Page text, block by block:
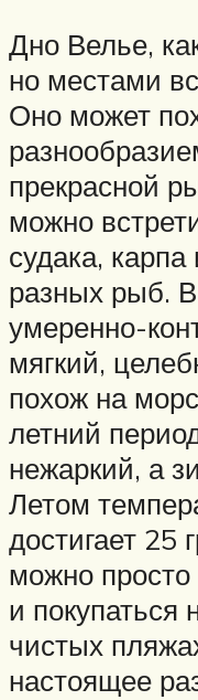
Дно Велье,
но местами
Оно может
прекрасной
можно
судака,
разных рыб.
умеренно-
мягкий,
похож на
летний
нежаркий, а
Летом
достигает 25
можно просто
и покупаться
чистых
настоящее